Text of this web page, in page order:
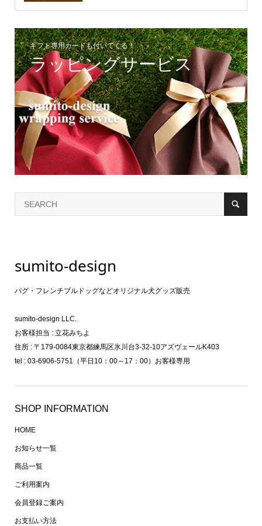
ギフト専用カードも付いてくる！
ラッピングサービス
sumito-design
パグ・フレンチブルドッグなどオリジナル犬グッズ販売
sumito-design LLC.
お客様担当 : 立花みちよ
住所 : 〒179-0084東京都練馬区氷川台3-32-10アズヴェールK403
tel : 03-6906-5751（平日10：00～17：00）お客様専用
SHOP INFORMATION
HOME
お知らせ一覧
商品一覧
ご利用案内
会員登録ご案内
お支払い方法